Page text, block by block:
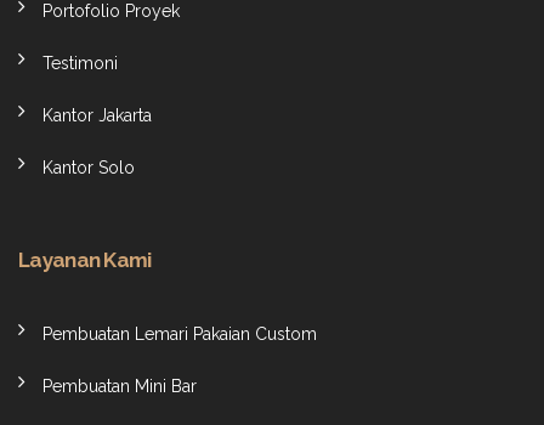
Portofolio Proyek
Testimoni
Kantor Jakarta
Kantor Solo
Layanan Kami
Pembuatan Lemari Pakaian Custom
Pembuatan Mini Bar